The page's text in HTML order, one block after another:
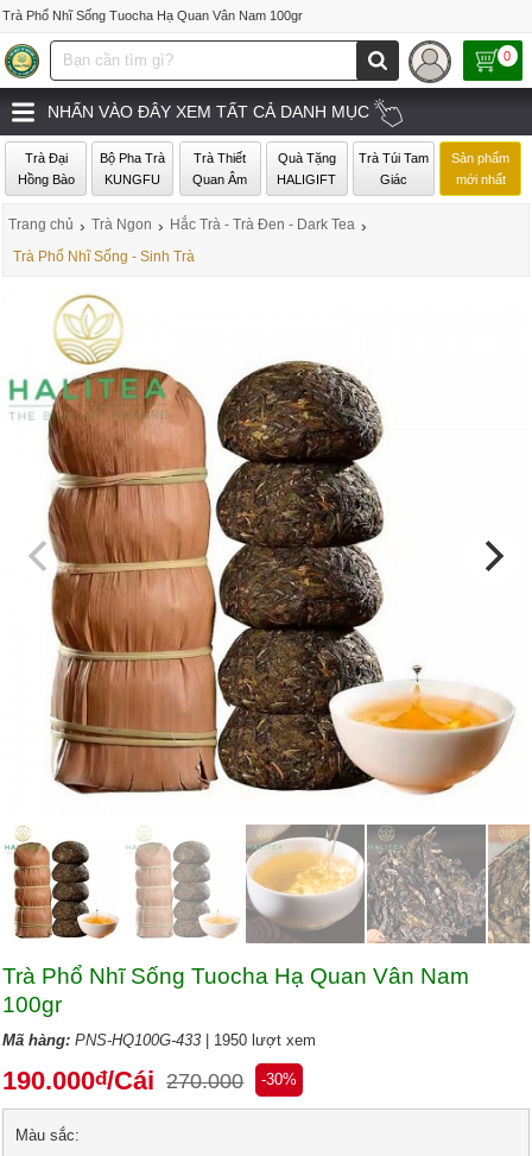
Trà Phổ Nhĩ Sống Tuocha Hạ Quan Vân Nam 100gr
0
NHẤN VÀO ĐÂY XEM TẤT CẢ DANH MỤC
Trà Đại
Hồng Bào
Bộ Pha Trà
KUNGFU
Trà Thiết
Quan Âm
Quà Tặng
HALIGIFT
Trà Túi Tam
Giác
Sản phẩm
mới nhất
Trang chủ › Trà Ngon › Hắc Trà - Trà Đen - Dark Tea ›
Trà Phổ Nhĩ Sống - Sinh Trà
Trà Phổ Nhĩ Sống Tuocha Hạ Quan Vân Nam
100gr
Mã hàng:PNS-HQ100G-433 | 1950 lượt xem
190.000đ/Cái 270.000 -30%
Màu sắc: